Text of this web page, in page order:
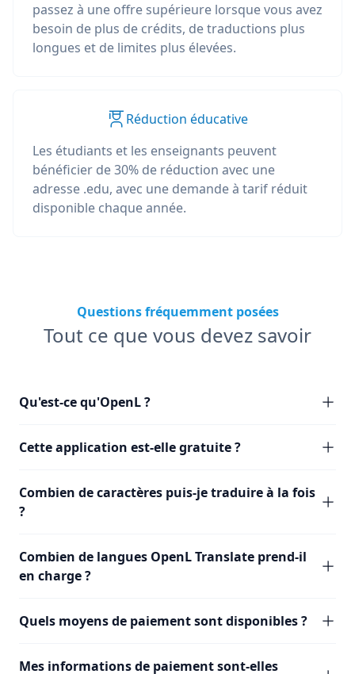
passez à une offre supérieure lorsque vous avez
besoin de plus de crédits, de traductions plus
longues et de limites plus élevées.
Réduction éducative
Les étudiants et les enseignants peuvent
bénéficier de 30% de réduction avec une
adresse .edu, avec une demande à tarif réduit
disponible chaque année.
Questions fréquemment posées
Tout ce que vous devez savoir
Qu'est-ce qu'OpenL ?
Cette application est-elle gratuite ?
Combien de caractères puis-je traduire à la fois
?
Combien de langues OpenL Translate prend-il
en charge ?
Quels moyens de paiement sont disponibles ?
Mes informations de paiement sont-elles